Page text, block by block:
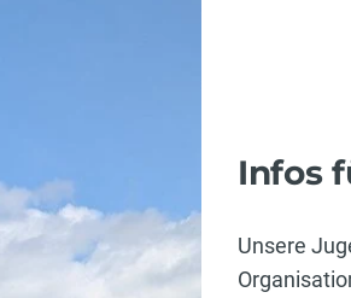
Infos
Unsere